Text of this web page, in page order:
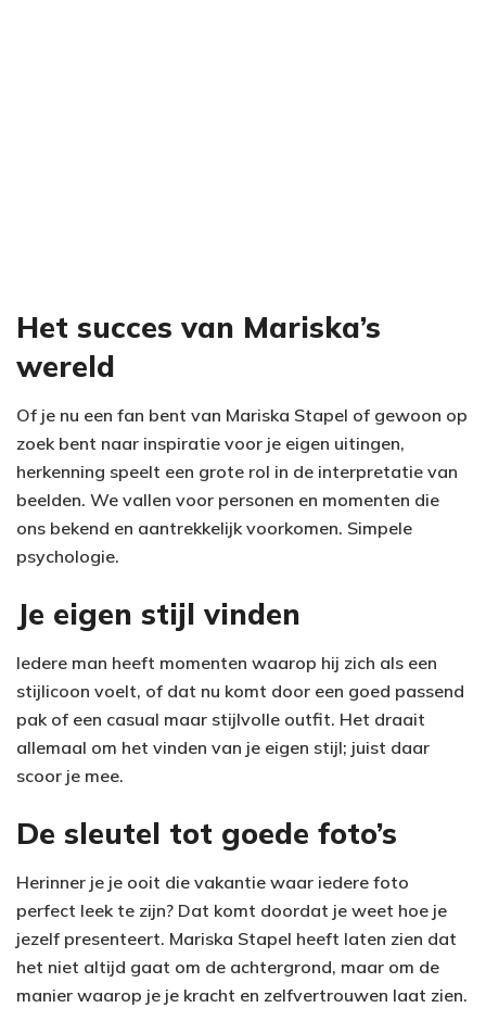
Het succes van Mariska’s
wereld
Of je nu een fan bent van Mariska Stapel of gewoon op
zoek bent naar inspiratie voor je eigen uitingen,
herkenning speelt een grote rol in de interpretatie van
beelden. We vallen voor personen en momenten die
ons bekend en aantrekkelijk voorkomen. Simpele
psychologie.
Je eigen stijl vinden
Iedere man heeft momenten waarop hij zich als een
stijlicoon voelt, of dat nu komt door een goed passend
pak of een casual maar stijlvolle outfit. Het draait
allemaal om het vinden van je eigen stijl; juist daar
scoor je mee.
De sleutel tot goede foto’s
Herinner je je ooit die vakantie waar iedere foto
perfect leek te zijn? Dat komt doordat je weet hoe je
jezelf presenteert. Mariska Stapel heeft laten zien dat
het niet altijd gaat om de achtergrond, maar om de
manier waarop je je kracht en zelfvertrouwen laat zien.